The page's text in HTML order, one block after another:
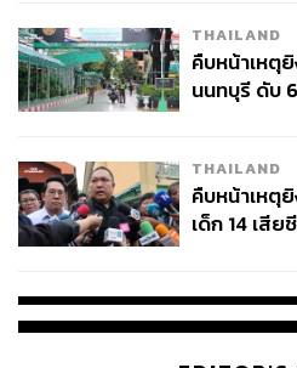
THAILAND
คืบหน้าเหตุ
นนทบุรี ดับ
THAILAND
คืบหน้าเหตุ
เด็ก 14 เสี